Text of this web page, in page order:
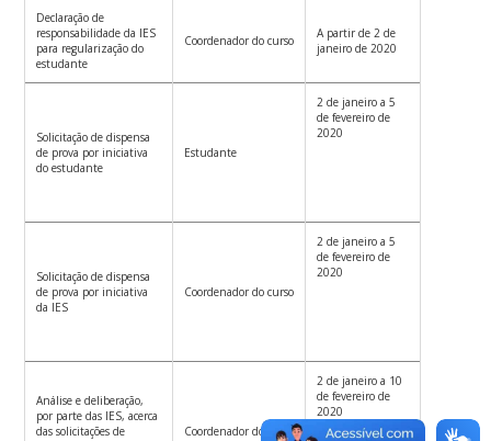
Declaração de
responsabilidade da IES
para regularização do
estudante
Coordenador do curso
A partir de 2 de
janeiro de 2020
Solicitação de dispensa
de prova por iniciativa
do estudante
Estudante
2 de janeiro a 5
de fevereiro de
2020
Solicitação de dispensa
de prova por iniciativa
da IES
Coordenador do curso
2 de janeiro a 5
de fevereiro de
2020
Análise e deliberação,
por parte das IES, acerca
das solicitações de
Coordenador do curso
2 de janeiro a 10
de fevereiro de
2020